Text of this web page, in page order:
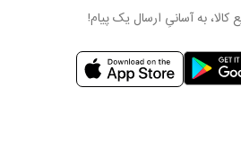
به آسانیِ ارسال یک پیام!